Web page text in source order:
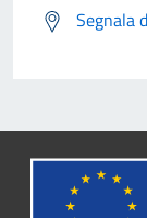
Segnala